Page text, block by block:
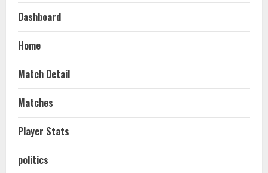
Dashboard
Home
Match Detail
Matches
Player Stats
politics